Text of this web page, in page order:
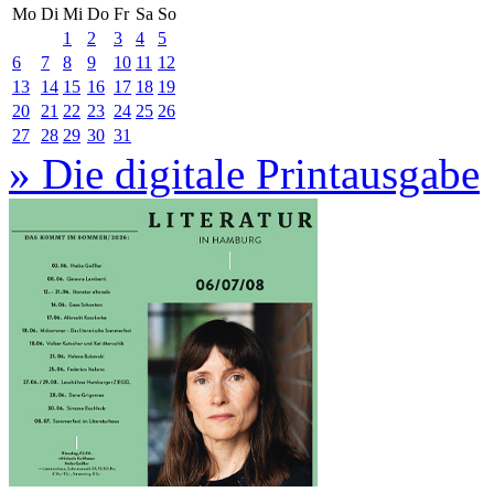
Mo Di Mi Do Fr Sa So
1
2 3 4
5
6
7 8 9 10 11 12
13
14 15 16 17 18 19
20
21 22 23 24 25 26
27
28 29 30 31
» Die digitale Printausgabe